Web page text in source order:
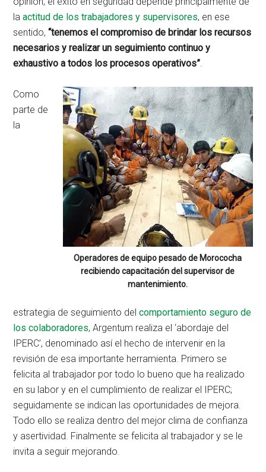
laactitud de los trabajadores y supervisores, en ese
sentido,“tenemos el compromiso de brindar los recursos
necesarios y realizar un seguimiento continuo y
exhaustivo a todos los procesos operativos”.
Operadores de equipo pesado de Morococha
recibiendo capacitación del supervisor de
mantenimiento.
Como
parte de
la
estrategia de seguimiento delcomportamiento seguro de
los colaboradores, Argentum realiza el ‘abordaje del
IPERC’, denominado así el hecho de intervenir en la
revisión de esa importante herramienta. Primero se
felicita al trabajador por todo lo bueno que ha realizado
en su labor y en el cumplimiento de realizar el IPERC;
seguidamente se indican las oportunidades de mejora.
Todo ello se realiza dentro del mejor clima de confianza
y asertividad. Finalmente se felicita al trabajador y se le
invita a seguir mejorando.